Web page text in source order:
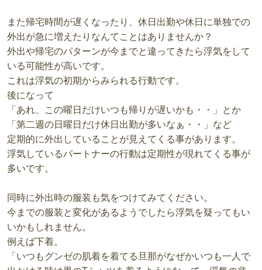
また帰宅時間が遅くなったり、休日出勤や休日に単独での
外出が急に増えたりなんてことはありませんか？
外出や帰宅のパターンが今までと違ってきたら浮気をして
いる可能性が高いです。
これは浮気の初期からみられる行動です。
後になって
「あれ、この曜日だけいつも帰りが遅いかも・・」とか
「第二週の日曜日だけ休日出勤が多いなぁ・・」など
定期的に外出していることが見えてくる事があります。
浮気しているパートナーの行動は定期性が現れてくる事が
多いです。
同時に外出時の服装も気をつけてみてください。
今までの服装と変化があるようでしたら浮気を疑ってもい
いかもしれません。
例えば下着。
「いつもグンゼの肌着を着てる旦那がなぜかいつも一人で